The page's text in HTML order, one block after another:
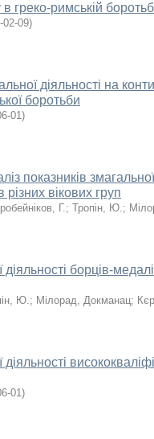
в греко-римській
02-09)
діяльності на
боротьби
01)
показників
різних вікових груп
Г.; Тропін, Ю.;
борців-
Ю.; Мілорад, Докманац;
діяльності
01)